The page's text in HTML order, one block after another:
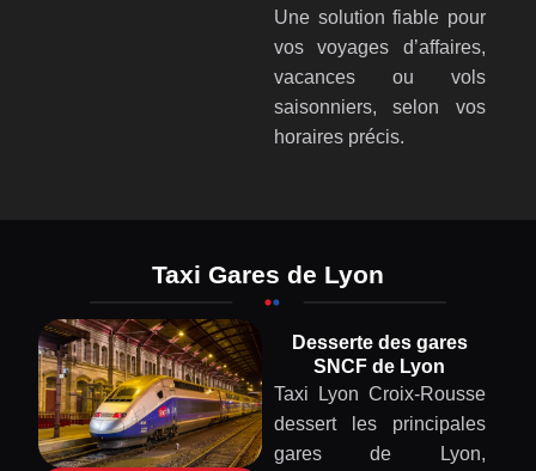
Une solution fiable pour
vos voyages d’affaires,
vacances ou vols
saisonniers, selon vos
horaires précis.
Taxi Gares de Lyon
Desserte des gares
SNCF de Lyon
Taxi Lyon Croix-Rousse
dessert les principales
gares de Lyon,